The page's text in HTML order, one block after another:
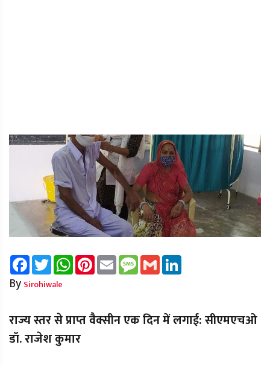
FacebookTwitterWhatsAppPinterest
Email Message
Gmail
By Sirohiwale
राज्य स्तर से प्राप्त वैक्सीन एक दिन में लगाई: सीएमएचओ
डॉ. राजेश कुमार